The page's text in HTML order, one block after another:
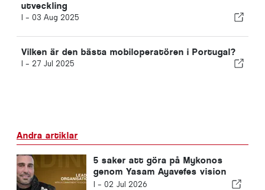
utveckling
I - 03 Aug 2025
Vilken är den bästa mobiloperatören i Portugal?
I - 27 Jul 2025
Andra artiklar
5 saker att göra på Mykonos
genom Yasam Ayavefes vision
om lugn och lyx
I - 02 Jul 2026